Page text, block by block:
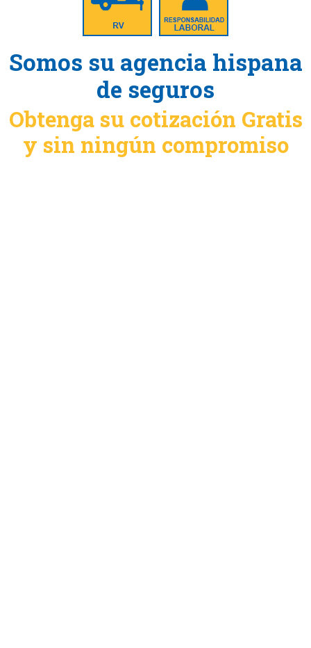
Somos su agencia hispana
de seguros
Obtenga su cotización Gratis
y sin ningún compromiso